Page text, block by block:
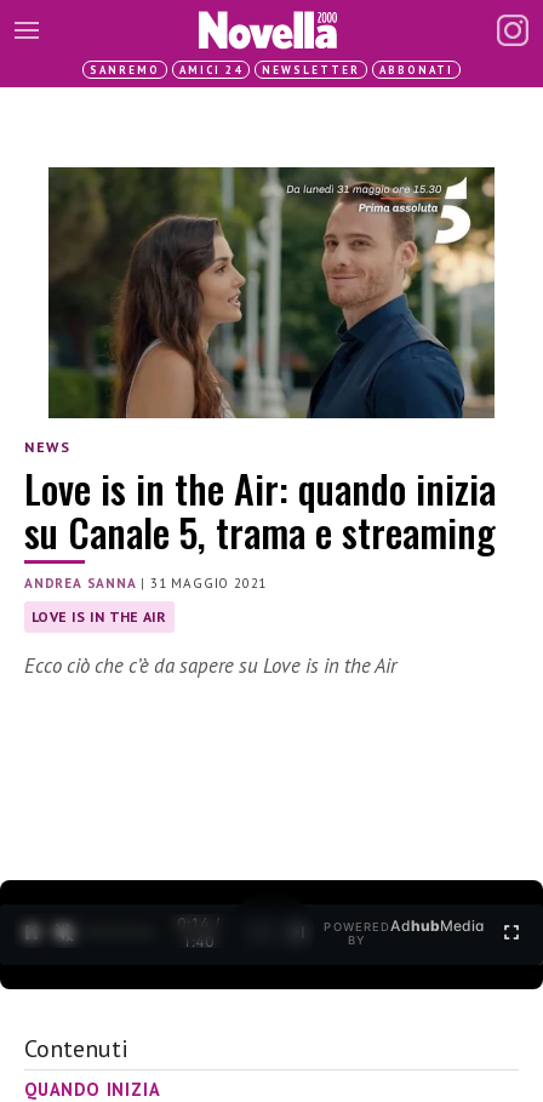
SANREMO AMICI 24 NEWSLETTER ABBONATI
NEWS
Love is in the Air: quando inizia
su Canale 5, trama e streaming
ANDREA SANNA |31 MAGGIO 2021
LOVE IS IN THE AIR
Ecco ciò che c’è da sapere su Love is in the Air
0:15 /
1:40
POWERED
BY
AdhubMedia
Contenuti
QUANDO INIZIA